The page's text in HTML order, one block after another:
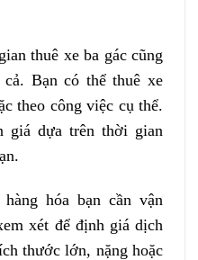
thuê xe ba gác cũng
Bạn có thể thuê xe
theo công việc cụ thể.
giá dựa trên thời gian
hóa bạn cần vận
xét để định giá dịch
thước lớn, nặng hoặc